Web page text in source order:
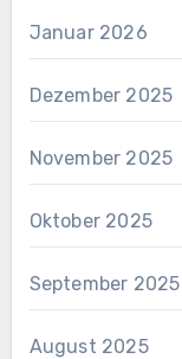
Januar 2026
Dezember 2025
November 2025
Oktober 2025
September 2025
August 2025